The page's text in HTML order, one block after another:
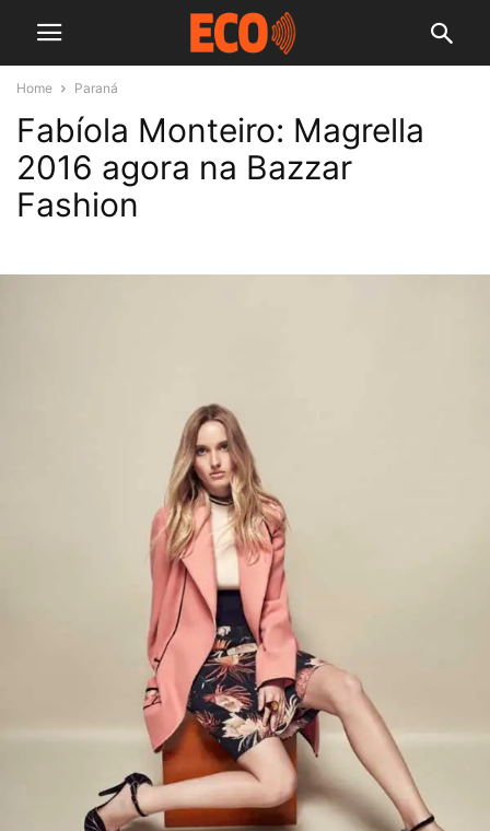
Home Paraná
Fabíola Monteiro: Magrella
2016 agora na Bazzar
Fashion